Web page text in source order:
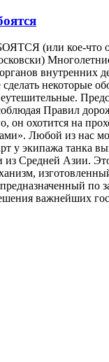
(или кое-что о
внутренних
некоторые
Правил
он охотится на
Любой из нас
у экипажа танка
из Средней Азии.
по
важнейших